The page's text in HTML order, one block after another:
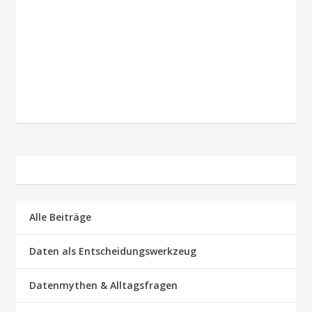
Alle Beiträge
Daten als Entscheidungswerkzeug
Datenmythen & Alltagsfragen